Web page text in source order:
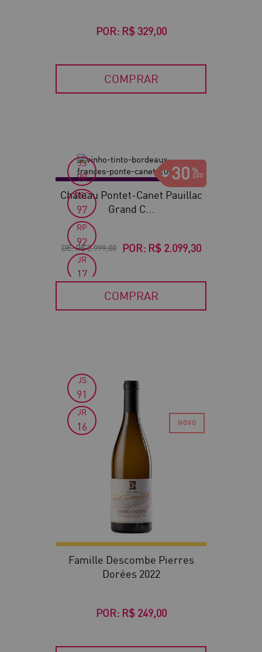
POR: R$ 329,00
COMPRAR
30
JS
98
DEC
97
RP
92
JR
17
Château Pontet-Canet Pauillac
Grand C...
DE:R$ 2.999,00 POR: R$ 2.099,30
COMPRAR
JS
91
JR
16
Famille Descombe Pierres
Dorées 2022
POR: R$ 249,00